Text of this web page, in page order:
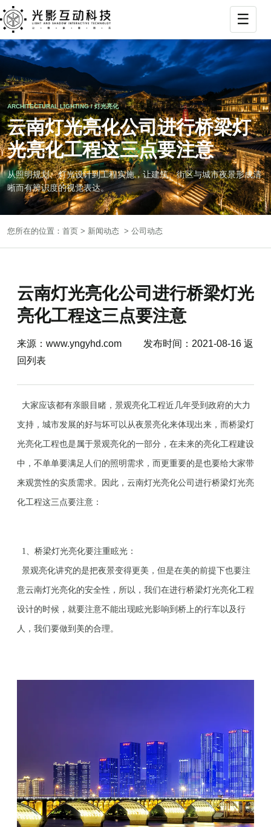
☰
打
ARCHITECTURAL LIGHTING / 灯光亮化
云南灯光亮化公司进行桥梁灯
光亮化工程这三点要注意
从照明规划、灯光设计到工程实施，让建筑、街区与城市夜景形成清
晰而有辨识度的视觉表达。
您所在的位置： 首页 > 新闻动态 > 公司动态
云南灯光亮化公司进行桥梁灯光
亮化工程这三点要注意
来源： www.yngyhd.com 发布时间：2021-08-16 返
回列表
大家应该都有亲眼目睹，景观亮化工程近几年受到政府的大力
支持，城市发展的好与坏可以从夜景亮化来体现出来，而桥梁灯
光亮化工程也是属于景观亮化的一部分，在未来的亮化工程建设
中，不单单要满足人们的照明需求，而更重要的是也要给大家带
来观赏性的实质需求。因此， 云南灯光亮化公司 进行桥梁灯光亮
化工程这三点要注意：
1、桥梁灯光亮化要注重眩光：
景观亮化讲究的是把夜景变得更美，但是在美的前提下也要注
意云南灯光亮化的安全性，所以，我们在进行桥梁灯光亮化工程
设计的时候，就要注意不能出现眩光影响到桥上的行车以及行
人，我们要做到美的合理。